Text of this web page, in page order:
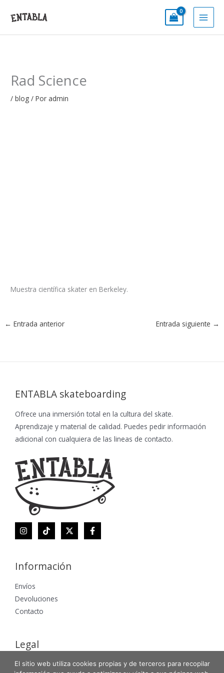
Rad Science
/blog / Por admin
Muestra científica skater en Berkeley.
← Entrada anterior Entrada siguiente →
ENTABLA skateboarding
Ofrece una inmersión total en la cultura del skate.
Aprendizaje y material de calidad. Puedes pedir información
adicional con cualquiera de las lineas de contacto.
Información
Envíos
Devoluciones
Contacto
Legal
Aviso Legal
El sitio web utiliza cookies propias y de terceros para recopilar